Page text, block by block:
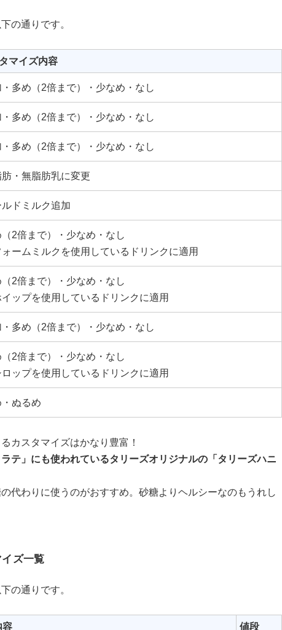
の通りです。
マイズ内容
多め（2倍まで）・少なめ・なし
多め（2倍まで）・少なめ・なし
多め（2倍まで）・少なめ・なし
・無脂肪乳に変更
ルドミルク追加
（2倍まで）・少なめ・なし
ームミルクを使用しているドリンクに適用
（2倍まで）・少なめ・なし
ップを使用しているドリンクに適用
多め（2倍まで）・少なめ・なし
（2倍まで）・少なめ・なし
ップを使用しているドリンクに適用
ぬるめ
カスタマイズはかなり豊富！
テ」にも使われているタリーズオリジナルの「タリーズハニ
代わりに使うのがおすすめ。砂糖よりヘルシーなのもうれし
イズ一覧
の通りです。
容 値段